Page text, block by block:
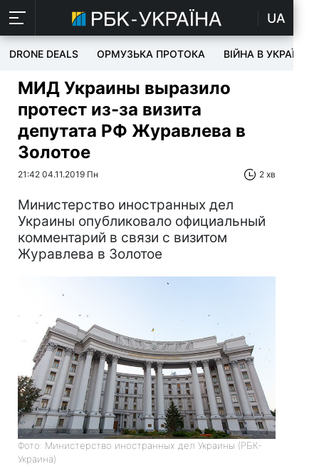
UA
DRONE DEALS ОРМУЗЬКА ПРОТОКА ВІЙНА В УКРАЇНІ
МИД Украины выразило
протест из-за визита
депутата РФ Журавлева в
Золотое
21:42 04.11.2019 Пн 2 хв
Министерство иностранных дел
Украины опубликовало официальный
комментарий в связи с визитом
Журавлева в Золотое
Фото: Министерство иностранных дел Украины (РБК-
Украина)